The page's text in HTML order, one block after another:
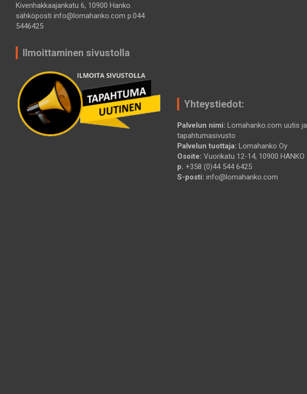
Kivenhakkaajankatu 6, 10900 Hanko.
sähköposti info@lomahanko.com p.044
5446425
Ilmoittaminen sivustolla
Yhteystiedot:
Palvelun nimi: Lomahanko.com uutis ja
tapahtumasivusto
Palvelun tuottaja: Lomahanko Oy
Osoite: Vuorikatu 12-14, 10900 HANKO
p. +358 (0)44 544 6425
S-posti: info@lomahanko.com